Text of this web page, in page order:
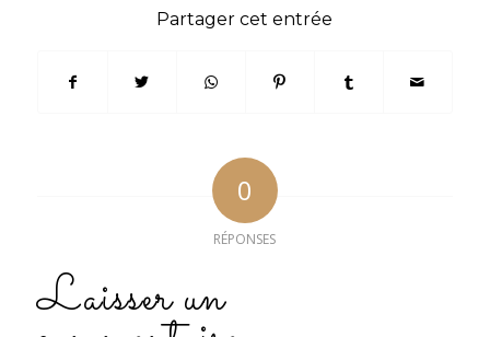
Partager cet entrée
0
RÉPONSES
Laisser un